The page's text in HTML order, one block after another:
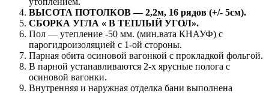
ВЫСОТА ПОТОЛКОВ — 2,2м, 16 рядов (+/- 5см).
СБОРКА УГЛА « В ТЕПЛЫЙ УГОЛ».
Пол — утепление -50 мм. (мин.вата КНАУФ) с
парогидроизоляцией с 1-ой стороны.
Парная обита осиновой вагонкой с прокладкой фольгой.
В парной устанавливаются 2-х ярусные полога с
осиновой вагонки.
Внутренняя и наружная отделка бани выполнена